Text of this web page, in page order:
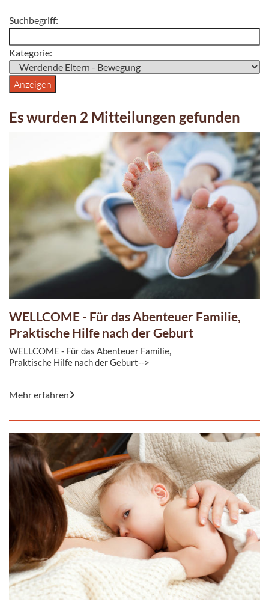
Suchbegriff:
Kategorie:
Es wurden 2 Mitteilungen gefunden
WELLCOME - Für das Abenteuer Familie,
Praktische Hilfe nach der Geburt
WELLCOME - Für das Abenteuer Familie,
Praktische Hilfe nach der Geburt-->
Mehr erfahren